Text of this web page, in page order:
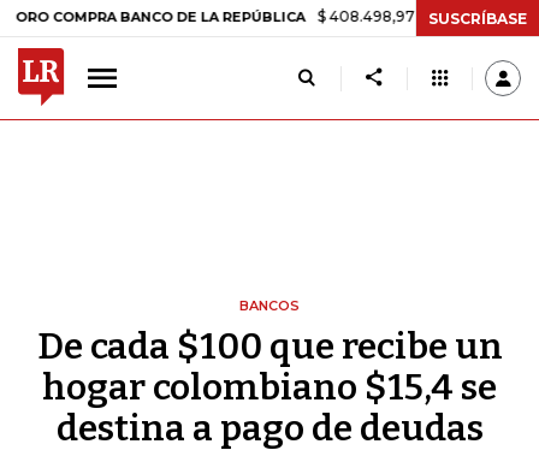
BANCO DE LA REPÚBLICA $ 408.498,97 +$ 8.753,81 +2,19%
SUSCRÍBASE
BANCOS
De cada $100 que recibe un
hogar colombiano $15,4 se
destina a pago de deudas